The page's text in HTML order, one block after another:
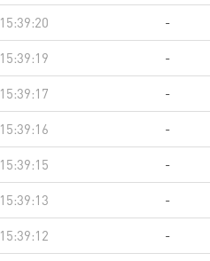
15:39:20
-
15:39:19
-
15:39:17
-
15:39:16
-
15:39:15
-
15:39:13
-
15:39:12
-